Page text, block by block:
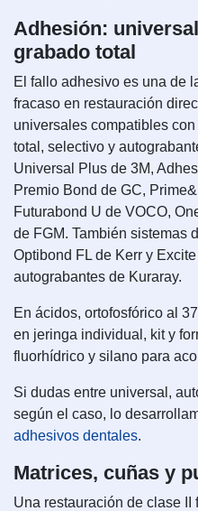
Adhesión:
grabado total
El fallo adhesivo es una de
fracaso en restauración
universales compatibles
total, selectivo y
Universal Plus de 3M,
Premio Bond de GC,
Futurabond U de VOCO,
de FGM. También sistemas
Optibond FL de Kerr y
autograbantes de Kuraray.
En ácidos, ortofosfórico al
en jeringa individual, kit y
fluorhídrico y silano para
Si dudas entre universal,
según el caso, lo
adhesivos dentales.
Matrices, cuñas y
Una restauración de clase II